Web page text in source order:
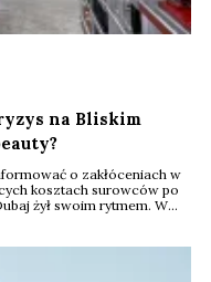
na Bliskim
o zakłóceniach w
kosztach surowców po
żył swoim rytmem. W
na półkach, a luksusowe